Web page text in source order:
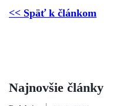
<< Späť k článkom
Najnovšie články